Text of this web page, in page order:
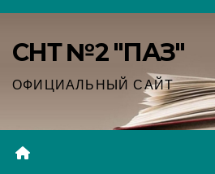
Перейти
содержимому
СНТ №2 "ПАЗ"
ОФИЦИАЛЬНЫЙ САЙТ